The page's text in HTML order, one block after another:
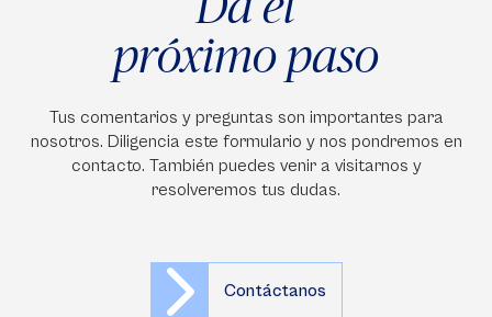
próximo paso
Tus comentarios y preguntas son importantes para
nosotros. Diligencia este formulario y nos pondremos en
contacto. También puedes venir a visitarnos y
resolveremos tus dudas.
Contáctanos